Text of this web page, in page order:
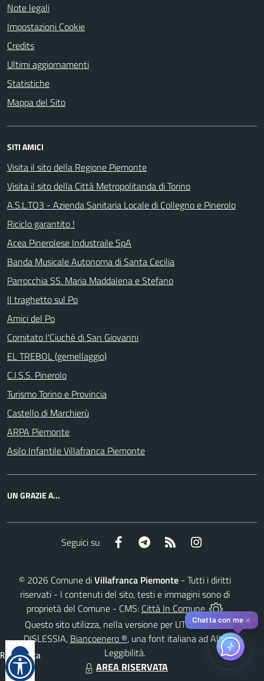
Note legali
Impostazioni Cookie
Credits
Ultimi aggiornamenti
Statistiche
Mappa del Sito
SITI AMICI
Visita il sito della Regione Piemonte
Visita il sito della Città Metropolitanda di Torino
A.S.L.TO3 - Azienda Sanitaria Locale di Collegno e Pinerolo
Riciclo garantito !
Acea Pinerolese Industraile SpA
Banda Musicale Autonoma di Santa Cecilia
Parrocchia SS. Maria Maddalena e Stefano
Il traghetto sul Po
Amici del Po
Comitato l'Ciuchè di San Giovanni
EL TREBOL (gemellaggio)
C.I.S.S. Pinerolo
Turismo Torino e Provincia
Castello di Marchierù
ARPA Piemonte
Asilo Infantile Villafranca Piemonte
UN GRAZIE A...
Seguici su Facebook Telegram RSS
© 2026 Comune diVillafranca Piemonte - Tutti i diritti
riservati - I contenuti del sito, testi e immagini sono di
proprietà del Comune - CMS: Città In Comune
Questo sito utilizza, nella versione per UTENTI CON
DISLESSIA, Biancoenero ®, una font italiana ad Alta
Leggibilità.
AREA RISERVATA
Reimposta
tutto
Chatta con me ✕